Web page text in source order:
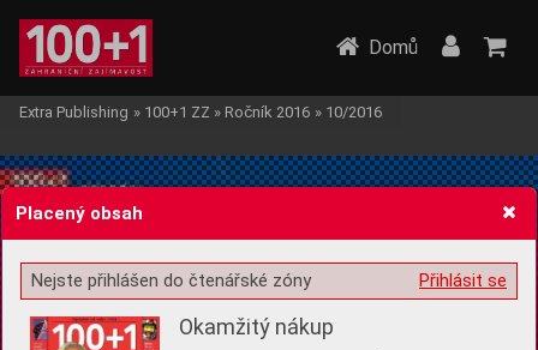
Žádost o souhlas s ukládáním volitelných informací
Domů
Extra Publishing » 100+1 ZZ » Ročník 2016 » 10/2016
Placený obsah
Přihlásit se
Nejste přihlášen do čtenářské zóny
Okamžitý nákup